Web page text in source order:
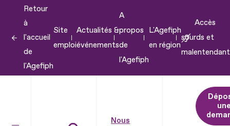
contenu
Retour
à
l'accueil
de
l'Agefiph
Site
emploi
Actualités &
événements
A
propos
de
l'Agefiph
L'Agefiph
en région
Accès
sourds et
Nous